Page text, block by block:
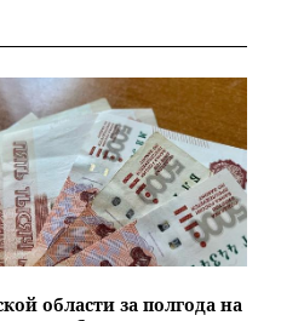
области за полгода на